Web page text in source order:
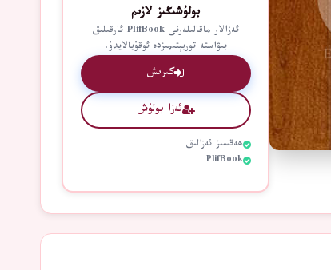
بولۇشىڭىز لازىم
ئەزالار ماقالىلەرنى PlifBook ئارقىلىق
بىۋاستە توربېتىمىزدە ئوقۇيالايدۇ.
كىرىش
ئەزا بولۇش
ھەقسىز ئەزالىق
PlifBook